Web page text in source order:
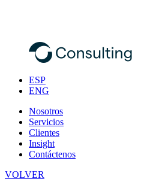
ESP
ENG
Nosotros
Servicios
Clientes
Insight
Contáctenos
VOLVER